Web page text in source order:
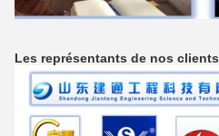
Les représentants de nos clients